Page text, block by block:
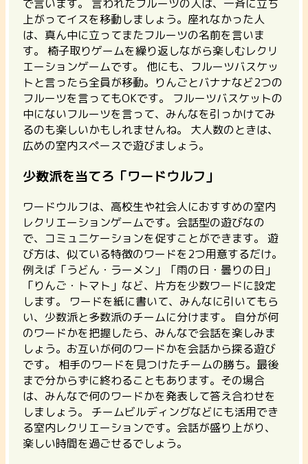
で言います。 言われたフルーツの人は、一斉に立ち
上がってイスを移動しましょう。座れなかった人
は、真ん中に立ってまたフルーツの名前を言いま
す。 椅子取りゲームを繰り返しながら楽しむレクリ
エーションゲームです。 他にも、フルーツバスケッ
トと言ったら全員が移動。りんごとバナナなど2つの
フルーツを言ってもOKです。 フルーツバスケットの
中にないフルーツを言って、みんなを引っかけてみ
るのも楽しいかもしれませんね。 大人数のときは、
広めの室内スペースで遊びましょう。
少数派を当てろ「ワードウルフ」
ワードウルフは、 高校生や社会人におすすめの室内
レクリエーションゲームです。 会話型の遊びなの
で、コミュニケーションを促すことができます。 遊
び方は、似ている特徴のワードを2つ用意するだけ。
例えば「うどん・ラーメン」「雨の日・曇りの日」
「りんご・トマト」など、片方を少数ワードに設定
します。 ワードを紙に書いて、みんなに引いてもら
い、少数派と多数派のチームに分けます。 自分が何
のワードかを把握したら、みんなで会話を楽しみま
しょう。お互いが何のワードかを会話から探る遊び
です。 相手のワードを見つけたチームの勝ち。最後
まで分からずに終わることもあります。その場合
は、みんなで何のワードかを発表して答え合わせを
しましょう。 チームビルディングなどにも活用でき
る室内レクリエーションです。会話が盛り上がり、
楽しい時間を過ごせるでしょう。